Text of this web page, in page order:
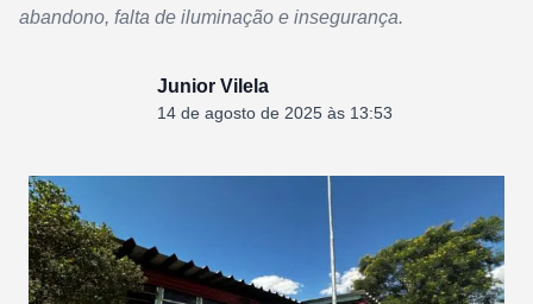
abandono, falta de iluminação e insegurança.
Junior Vilela
14 de agosto de 2025 às 13:53